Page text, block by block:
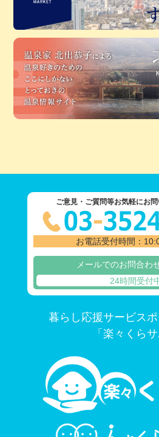
ご意見・ご質問等お気軽にお問
お電話受付時間：
メールでのお問合わ
24時間受付
暮らし応援サービス
「楽々くらサ